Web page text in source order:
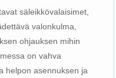
säleikkövalaisimet,
valonkulma,
ohjauksen mihin
on vahva
helpon asennuksen ja